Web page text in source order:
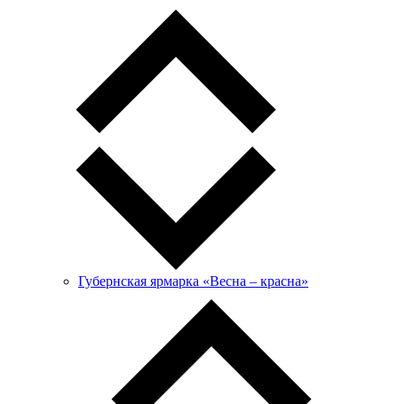
Губернская ярмарка «Весна – красна»